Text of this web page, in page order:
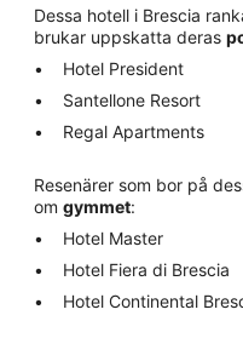
Dessa hotell i Brescia
brukar uppskatta deras
Hotel President
Santellone Resort
Regal Apartments
Resenärer som bor på
om gymmet:
Hotel Master
Hotel Fiera di Brescia
Hotel Continental